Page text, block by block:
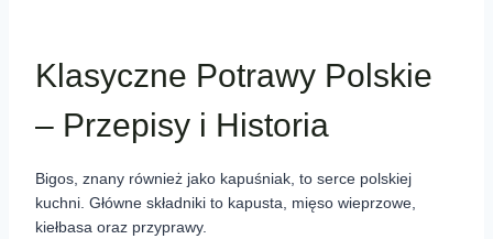
Klasyczne Potrawy Polskie
– Przepisy i Historia
Bigos, znany również jako kapuśniak, to serce polskiej
kuchni. Główne składniki to kapusta, mięso wieprzowe,
kiełbasa oraz przyprawy.